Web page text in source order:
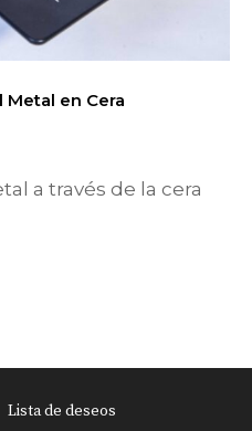
Metal en Cera
a través de la cera
Lista de deseos